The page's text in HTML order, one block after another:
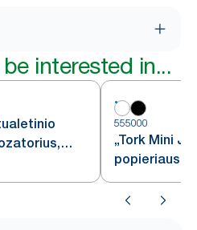
interested in...
555000
„Tork Mini
popieriaus
baltas, T2